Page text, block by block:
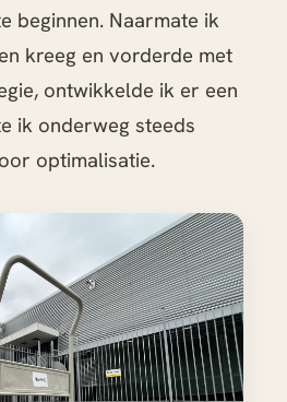
beginnen. Naarmate ik
kreeg en vorderde met
ontwikkelde ik er een
ik onderweg steeds
optimalisatie.